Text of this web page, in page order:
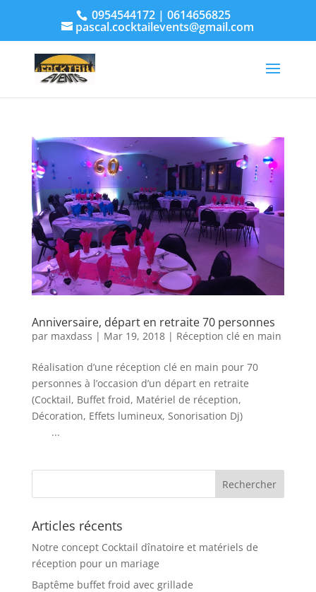
0954544172 | 0614656825
pascal.cocktailevents@gmail.com
Anniversaire, départ en retraite 70 personnes
par maxdass | Mar 19, 2018| Réception clé en main
Réalisation d’une réception clé en main pour 70
personnes à l’occasion d’un départ en retraite
(Cocktail, Buffet froid, Matériel de réception,
Décoration, Effets lumineux, Sonorisation Dj)
...
Articles récents
Notre concept Cocktail dînatoire et matériels de
réception pour un mariage
Baptême buffet froid avec grillade